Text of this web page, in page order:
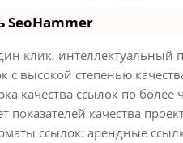
SeoHammer
клик, интеллектуальный
с высокой степенью
качества ссылок по более
показателей качества
ссылок: арендные